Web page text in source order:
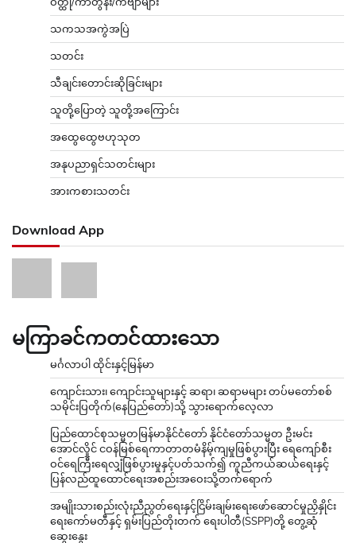
သကသအကွဲအပြဲ
သတင်း
သီချင်းတောင်းဆိုခြင်းများ
သူတို့ပြောတဲ့ သူတို့အကြောင်း
အထွေထွေဗဟုသုတ
အနုပညာရှင်သတင်းများ
အားကစားသတင်း
Download App
မကြာခင်ကတင်ထားသော
မင်္ဂလာပါ ထိုင်းနှင့်မြန်မာ
ကျောင်းသား၊ ကျောင်းသူများနှင့် ဆရာ၊ ဆရာမများ တပ်မတော်စစ်
သမိုင်းပြတိုက်(နေပြည်တော်)သို့ သွားရောက်လေ့လာ
ပြည်ထောင်စုသမ္မတမြန်မာနိုင်ငံတော် နိုင်ငံတော်သမ္မတ ဦးမင်း
အောင်လှိုင် ငဝန်မြစ်ရေကာတာတမံနိမ့်ကျမှုဖြစ်ပွားပြီး ရေကျော်စီး
ဝင်ရေကြီးရေလျှံဖြစ်ပွားမှုနှင့်ပတ်သက်၍ ကူညီကယ်ဆယ်ရေးနှင့်
ပြန်လည်ထူထောင်ရေးအစည်းအဝေးသို့တက်ရောက်
အမျိုးသားစည်းလုံးညီညွတ်ရေးနှင့်ငြိမ်းချမ်းရေးဖော်ဆောင်မှုညှိနှိုင်း
ရေးကော်မတီနှင့် ရှမ်းပြည်တိုးတက် ရေးပါတီ(SSPP)တို့ တွေ့ဆုံ
ဆွေးနွေး